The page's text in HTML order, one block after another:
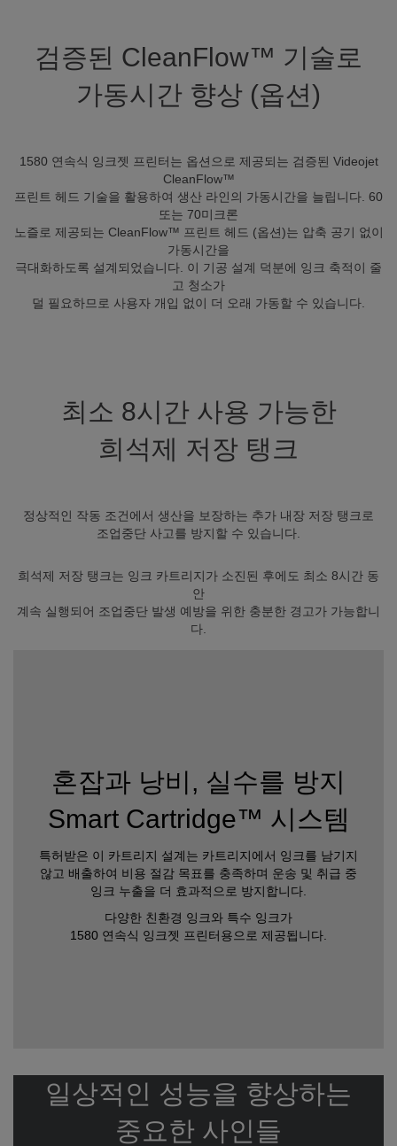
검증된 CleanFlow™ 기술로
가동시간 향상 (옵션)
1580 연속식 잉크젯 프린터는 옵션으로 제공되는 검증된 Videojet
CleanFlow™
프린트 헤드 기술을 활용하여 생산 라인의 가동시간을 늘립니다. 60
또는 70미크론
노즐로 제공되는 CleanFlow™ 프린트 헤드 (옵션)는 압축 공기 없이
가동시간을
극대화하도록 설계되었습니다. 이 기공 설계 덕분에 잉크 축적이 줄
고 청소가
덜 필요하므로 사용자 개입 없이 더 오래 가동할 수 있습니다.
최소 8시간 사용 가능한
희석제 저장 탱크
정상적인 작동 조건에서 생산을 보장하는 추가 내장 저장 탱크로
조업중단 사고를 방지할 수 있습니다.
희석제 저장 탱크는 잉크 카트리지가 소진된 후에도 최소 8시간 동
안
계속 실행되어 조업중단 발생 예방을 위한 충분한 경고가 가능합니
다.
혼잡과 낭비, 실수를 방지
Smart Cartridge™ 시스템
특허받은 이 카트리지 설계는 카트리지에서 잉크를 남기지
않고 배출하여 비용 절감 목표를 충족하며 운송 및 취급 중
잉크 누출을 더 효과적으로 방지합니다.
다양한 친환경 잉크와 특수 잉크가
1580 연속식 잉크젯 프린터용으로 제공됩니다.
일상적인 성능을 향상하는
중요한 사인들